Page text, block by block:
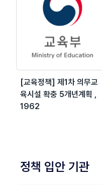
[교육정책] 제1차 의무교
육시설 확충 5개년계획 ,
1962
정책 입안 기관